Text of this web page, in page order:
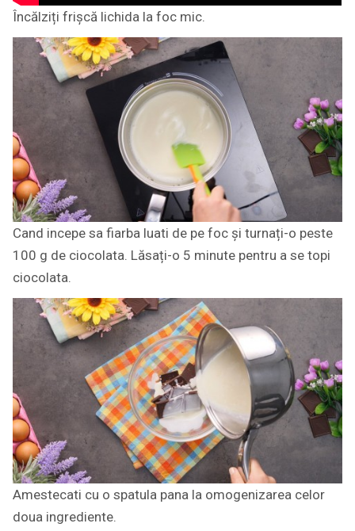
Încălziți frișcă lichida la foc mic.
Cand incepe sa fiarba luati de pe foc și turnați-o peste
100 g de ciocolata. Lăsați-o 5 minute pentru a se topi
ciocolata.
Amestecati cu o spatula pana la omogenizarea celor
doua ingrediente.